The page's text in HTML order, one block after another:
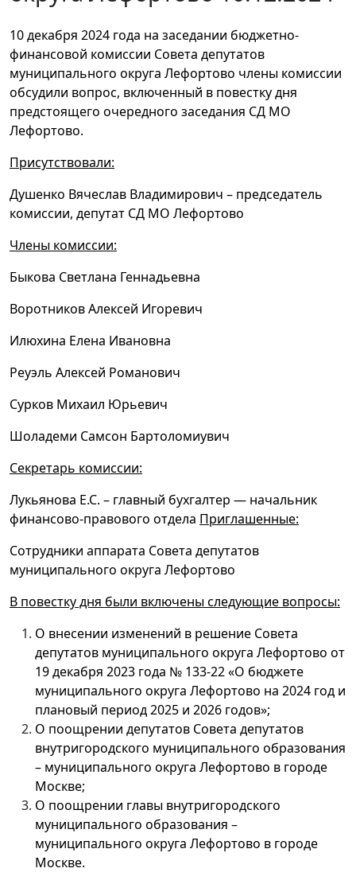
10 декабря 2024 года на заседании бюджетно-
финансовой комиссии Совета депутатов
муниципального округа Лефортово члены комиссии
обсудили вопрос, включенный в повестку дня
предстоящего очередного заседания СД МО
Лефортово.
Присутствовали:
Душенко Вячеслав Владимирович – председатель
комиссии, депутат СД МО Лефортово
Члены комиссии:
Быкова Светлана Геннадьевна
Воротников Алексей Игоревич
Илюхина Елена Ивановна
Реуэль Алексей Романович
Сурков Михаил Юрьевич
Шоладеми Самсон Бартоломиувич
Секретарь комиссии:
Лукьянова Е.С. – главный бухгалтер — начальник
финансово-правового отдела Приглашенные:
Сотрудники аппарата Совета депутатов
муниципального округа Лефортово
В повестку дня были включены следующие вопросы:
О внесении изменений в решение Совета
депутатов муниципального округа Лефортово от
19 декабря 2023 года № 133-22 «О бюджете
муниципального округа Лефортово на 2024 год и
плановый период 2025 и 2026 годов»;
О поощрении депутатов Совета депутатов
внутригородского муниципального образования
– муниципального округа Лефортово в городе
Москве;
О поощрении главы внутригородского
муниципального образования –
муниципального округа Лефортово в городе
Москве.